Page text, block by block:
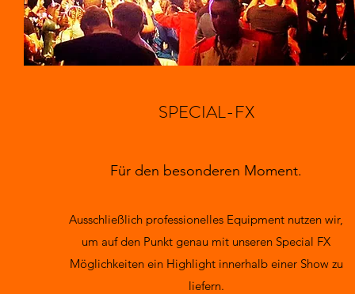
SPECIAL-FX
Für den besonderen Moment.
Ausschließlich professionelles Equipment nutzen wir,
um auf den Punkt genau mit unseren Special FX
Möglichkeiten ein Highlight innerhalb einer Show zu
liefern.